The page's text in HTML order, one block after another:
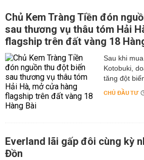
Chủ Kem Tràng Tiền đón
sau thương vụ thâu tóm Hải
flagship trên đất vàng 18
Sau khi
Kotobuki,
tăng đột
CHỦ ĐẦU TƯ
Everland lãi gấp đôi cùng kỳ
Đồn